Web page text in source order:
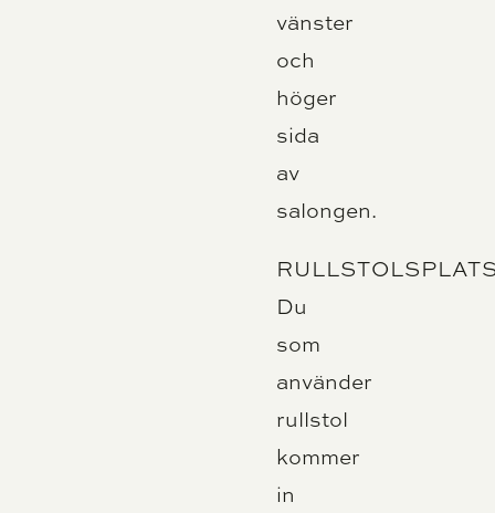
vänster
och
höger
sida
av
salongen.
Du
som
använder
rullstol
kommer
in